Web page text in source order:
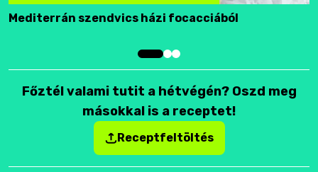
Mediterrán szendvics házi focacciából
Főztél valami tutit a hétvégén? Oszd meg
másokkal is a receptet!
Receptfeltöltés